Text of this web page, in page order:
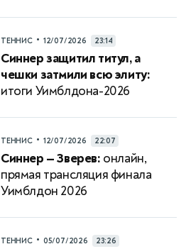
ТЕННИС • 12/07/2026 23:14
Синнер защитил титул, а
чешки затмили всю элиту:
итоги Уимблдона-2026
ТЕННИС • 12/07/2026 22:07
Синнер — Зверев: онлайн,
прямая трансляция финала
Уимблдон 2026
ТЕННИС • 05/07/2026 23:26